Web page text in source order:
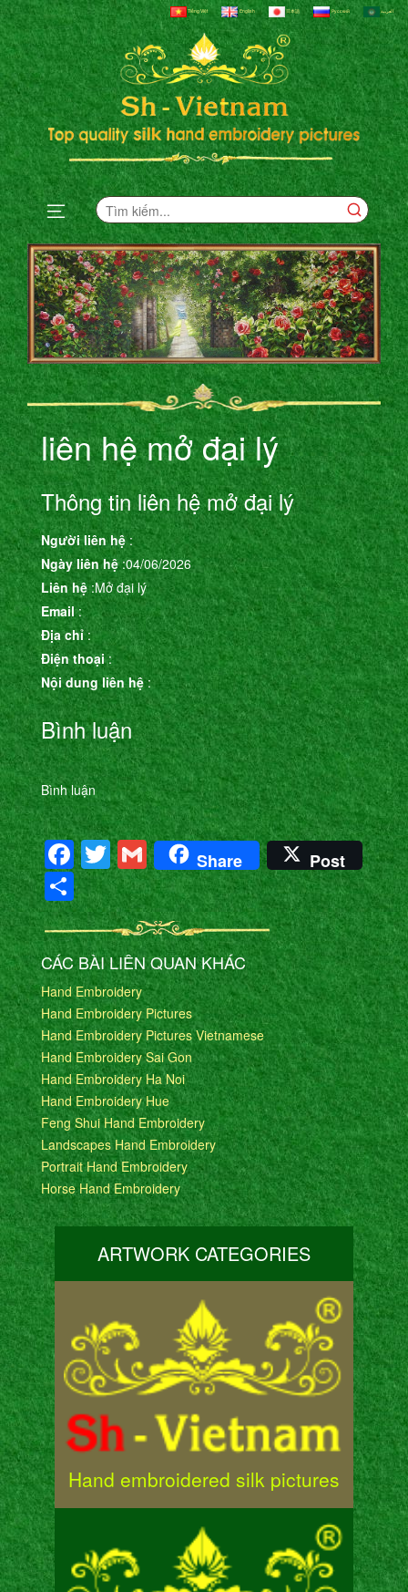
Tiếng Việt English 日本語 Русский العربية
liên hệ mở đại lý
Thông tin liên hệ mở đại lý
Người liên hệ:
Ngày liên hệ :04/06/2026
Liên hệ:Mở đại lý
Email:
Địa chỉ:
Điện thoại:
Nội dung liên hệ:
Bình luận
Bình luận
Facebook
Twitter
Gmail
Share Post
Share
CÁC BÀI LIÊN QUAN KHÁC
Hand Embroidery
Hand Embroidery Pictures
Hand Embroidery Pictures Vietnamese
Hand Embroidery Sai Gon
Hand Embroidery Ha Noi
Hand Embroidery Hue
Feng Shui Hand Embroidery
Landscapes Hand Embroidery
Portrait Hand Embroidery
Horse Hand Embroidery
ARTWORK CATEGORIES
Hand embroidered silk pictures